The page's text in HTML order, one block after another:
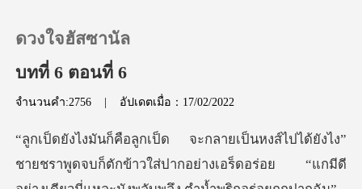
เติมเงิน
ดวงใจฮัสซานัล
บทที่ 6 ตอนที่ 6
จำนวนคำ:2756 | อัปเดตเมื่อ：17/02/2022
ง”
ชายชราพูดจบก็ตักข้าวใส่ปากอย่างเอร็ดอร่อย “แกมีดี